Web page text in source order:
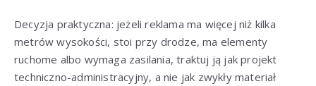
Decyzja praktyczna: jeżeli reklama ma więcej niż kilka
metrów wysokości, stoi przy drodze, ma elementy
ruchome albo wymaga zasilania, traktuj ją jak projekt
techniczno-administracyjny, a nie jak zwykły materiał